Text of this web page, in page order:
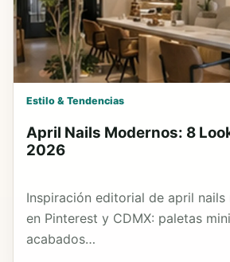
Estilo & Tendencias
April Nails Modernos: 8
2026
Inspiración editorial de april nails
en Pinterest y CDMX: paletas
acabados…